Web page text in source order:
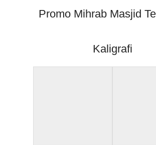
Promo Mihrab Masjid
Kaligrafi